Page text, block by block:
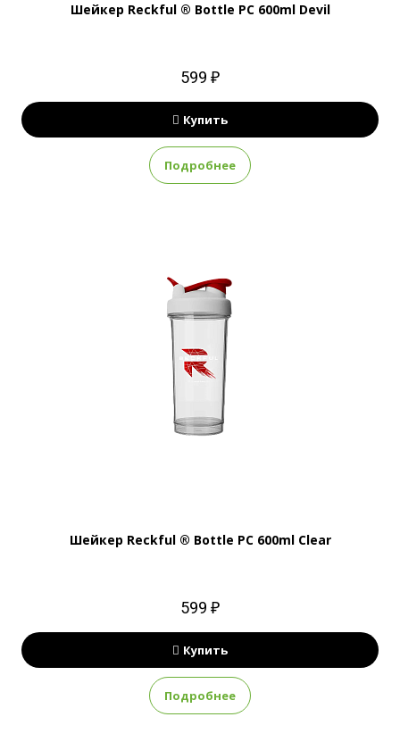
Шейкер Reckful ® Bottle PC 600ml Devil
599 ₽
Купить
Подробнее
Шейкер Reckful ® Bottle PC 600ml Clear
599 ₽
Купить
Подробнее